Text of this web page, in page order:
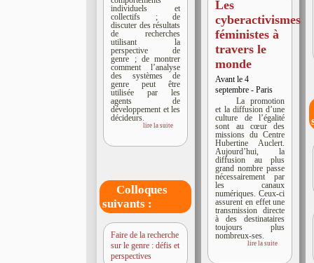
individuels et
collectifs ; de
discuter des résultats
de recherches
utilisant la
perspective de
genre ; de montrer
comment l’analyse
des systèmes de
genre peut être
utilisée par les
agents de
développement et les
décideurs.
lire la suite
Colloques
suivants :
Faire de la recherche
sur le genre : défis et
perspectives
Les
cyberactivismes
féministes à
travers le
monde
Avant le 4
septembre - Paris
La promotion
et la diffusion d’une
culture de l’égalité
sont au cœur des
missions du Centre
Hubertine Auclert.
Aujourd’hui, la
diffusion au plus
grand nombre passe
nécessairement par
les canaux
numériques. Ceux-ci
assurent en effet une
transmission directe
à des destinataires
toujours plus
nombreux-ses.
lire la suite